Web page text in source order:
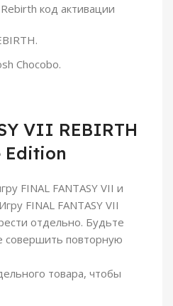
код активации
Chocobo.
VII REBIRTH
Edition
FINAL FANTASY VII и
FINAL FANTASY VII
отдельно. Будьте
совершить повторную
товара, чтобы